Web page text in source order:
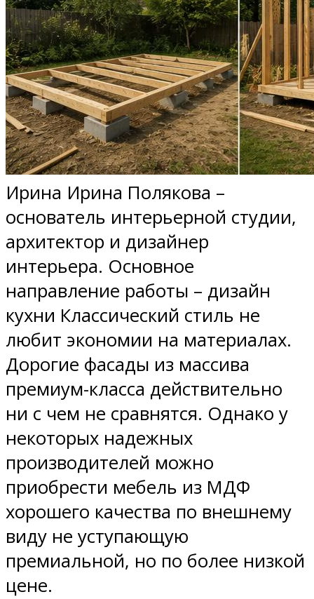
Ирина Ирина Полякова –
основатель интерьерной студии,
архитектор и дизайнер
интерьера. Основное
направление работы – дизайн
кухни Классический стиль не
любит экономии на материалах.
Дорогие фасады из массива
премиум-класса действительно
ни с чем не сравнятся. Однако у
некоторых надежных
производителей можно
приобрести мебель из МДФ
хорошего качества по внешнему
виду не уступающую
премиальной, но по более низкой
цене.